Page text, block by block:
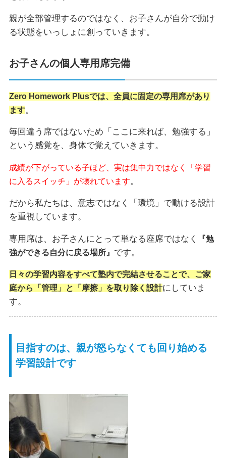
親が全部管理するのではなく、お子さんが自分で動け
る状態をいっしょに創っていきます。
お子さんの個人専用席完備
Zero Homework Plusでは、全員に固定の専用席があり
ます。
毎回違う席ではないため「ここに来れば、勉強する」
という感覚を、身体で覚えていきます。
成績が下がっている子ほど、実は集中力ではなく「学習
に入るスイッチ」が壊れています。
だから私たちは、意志ではなく「環境」で動ける設計
を重視しています。
専用席は、お子さんにとって単なる座席ではなく
『勉
強ができる自分に戻る場所』 です。
日々の学習内容をすべて塾内で完結させることで、ご家
庭から「管理」と「摩擦」を取り除く設計にしていま
す。
目指すのは、親が怒らなくても回り始める
学習設計です